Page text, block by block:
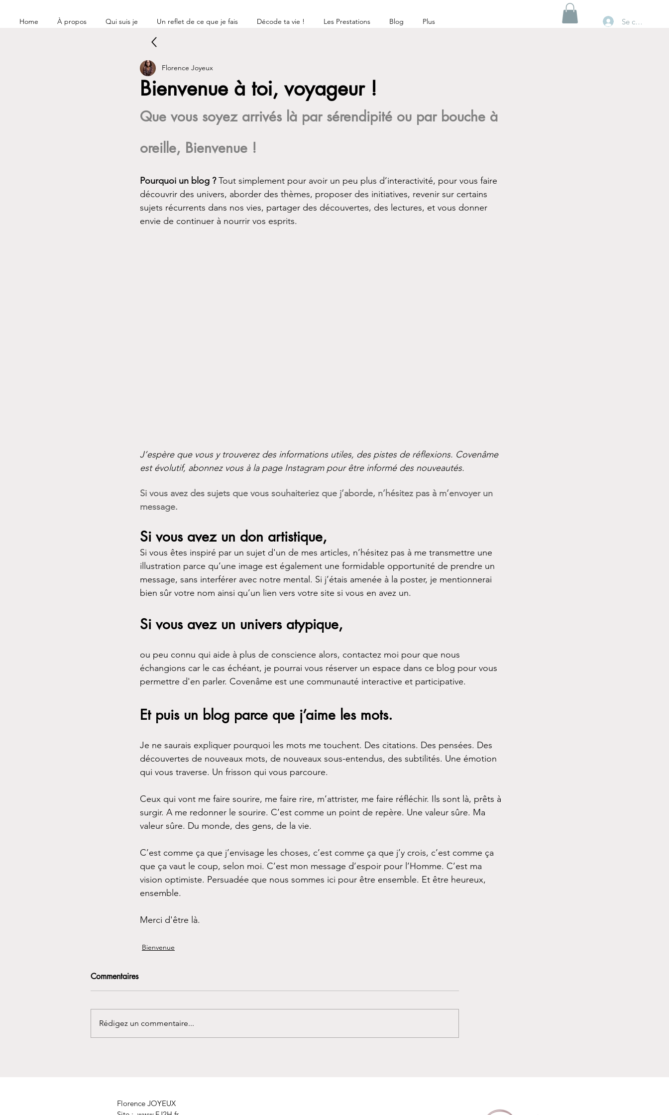
Home À propos Qui suis je Un reflet de ce que je fais Décode ta vie ! Les Prestations Blog Plus Se connecter
Bienvenue à toi, voyageur !
Florence Joyeux
Que vous soyez arrivés là par sérendipité ou par bouche à
oreille, Bienvenue !
Pourquoi un blog ? Tout simplement pour avoir un peu plus d’interactivité, pour vous faire
découvrir des univers, aborder des thèmes, proposer des initiatives, revenir sur certains
sujets récurrents dans nos vies, partager des découvertes, des lectures, et vous donner
envie de continuer à nourrir vos esprits.
J’espère que vous y trouverez des informations utiles, des pistes de réflexions. Covenâme
est évolutif, abonnez vous à la page Instagram pour être informé des nouveautés.
Si vous avez des sujets que vous souhaiteriez que j’aborde, n’hésitez pas à m’envoyer un
message.
Si vous avez un don artistique,
Si vous êtes inspiré par un sujet d'un de mes articles, n’hésitez pas à me transmettre une
illustration parce qu’une image est également une formidable opportunité de prendre un
message, sans interférer avec notre mental. Si j’étais amenée à la poster, je mentionnerai
bien sûr votre nom ainsi qu’un lien vers votre site si vous en avez un.
Si vous avez un univers atypique,
ou peu connu qui aide à plus de conscience alors, contactez moi pour que nous
échangions car le cas échéant, je pourrai vous réserver un espace dans ce blog pour vous
permettre d'en parler. Covenâme est une communauté interactive et participative.
Et puis un blog parce que j’aime les mots.
Je ne saurais expliquer pourquoi les mots me touchent. Des citations. Des pensées. Des
découvertes de nouveaux mots, de nouveaux sous-entendus, des subtilités. Une émotion
qui vous traverse. Un frisson qui vous parcoure.
Ceux qui vont me faire sourire, me faire rire, m’attrister, me faire réfléchir. Ils sont là, prêts à
surgir. A me redonner le sourire. C’est comme un point de repère. Une valeur sûre. Ma
valeur sûre. Du monde, des gens, de la vie.
C’est comme ça que j’envisage les choses, c’est comme ça que j’y crois, c’est comme ça
que ça vaut le coup, selon moi. C’est mon message d’espoir pour l’Homme. C’est ma
vision optimiste. Persuadée que nous sommes ici pour être ensemble. Et être heureux,
ensemble.
Merci d'être là.
Bienvenue
Commentaires
Rédigez un commentaire...
Florence JOYEUX